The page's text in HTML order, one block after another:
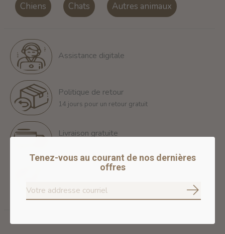
Chiens Chats Autres animaux
Assistance digitale
Politique de retour
14 jours pour un retour gratuit
Livraison gratuite
Nous assurons des paiements sécurisés
Tenez-vous au courant de nos dernières
offres